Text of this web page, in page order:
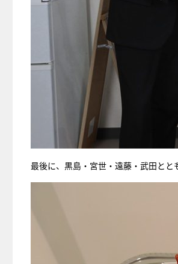
最後に、黒島・宮世・遠藤・武田とと